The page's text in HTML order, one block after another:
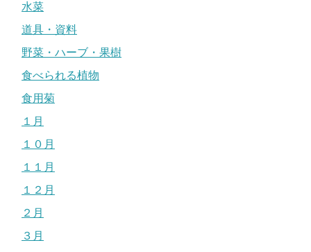
水菜
道具・資料
野菜・ハーブ・果樹
食べられる植物
食用菊
１月
１０月
１１月
１２月
２月
３月